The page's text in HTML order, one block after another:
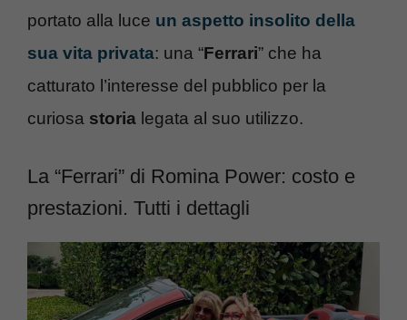
portato alla luce un aspetto insolito della
sua vita privata: una “Ferrari” che ha
catturato l’interesse del pubblico per la
curiosa storia legata al suo utilizzo.
La “Ferrari” di Romina Power: costo e
prestazioni. Tutti i dettagli